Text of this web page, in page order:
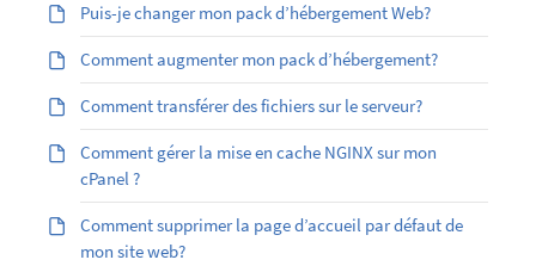
Puis-je changer mon pack d’hébergement Web?
Comment augmenter mon pack d’hébergement?
Comment transférer des fichiers sur le serveur?
Comment gérer la mise en cache NGINX sur mon
cPanel ?
Comment supprimer la page d’accueil par défaut de
mon site web?